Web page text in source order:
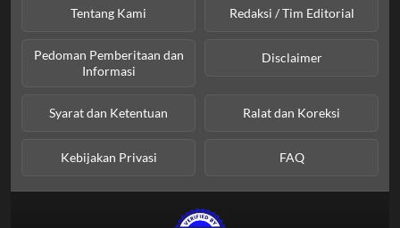
Tentang Kami Redaksi / Tim Editorial
Pedoman Pemberitaan dan
Informasi
Disclaimer
Syarat dan Ketentuan Ralat dan Koreksi
Kebijakan Privasi FAQ